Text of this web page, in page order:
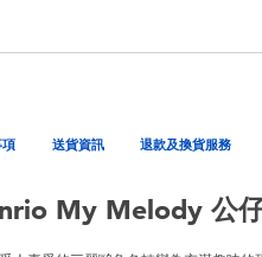
送貨資訊 退款及換貨服務
My Melody 公